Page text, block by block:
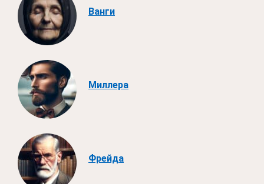
Ванги
Миллера
Фрейда